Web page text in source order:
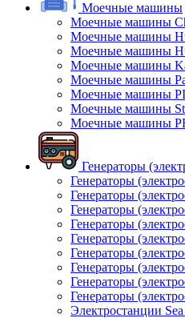
Моечные машины
Моечные машины
Моечные машины
Моечные машины
Моечные машины
Моечные машины
Моечные машины
Моечные машины
Моечные машины
Генераторы
Генераторы
Генераторы
Генераторы
Генераторы
Генераторы
Генераторы
Генераторы
Генераторы
Генераторы
Электростанции